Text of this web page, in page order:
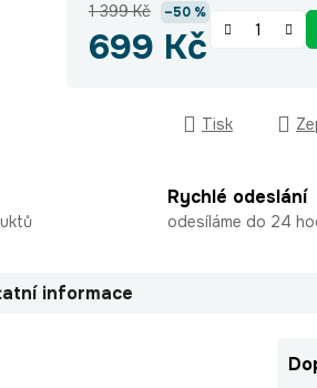
1 399 Kč –50 %
699 Kč
Tisk
Rychlé odeslání
odesíláme do 24
informace